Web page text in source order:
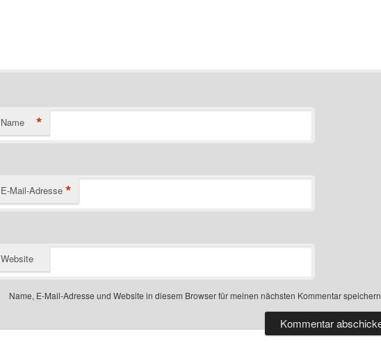
Name *
E-Mail-Adresse *
Website
Name, E-Mail-Adresse und Website in diesem Browser für meinen nächsten Kommentar